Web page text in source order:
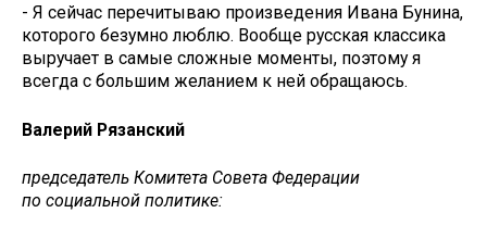
- Я сейчас перечитываю произведения Ивана Бунина,
которого безумно люблю. Вообще русская классика
выручает в самые сложные моменты, поэтому я
всегда с большим желанием к ней обращаюсь.
Валерий Рязанский
председатель Комитета Совета Федерации
по социальной политике: